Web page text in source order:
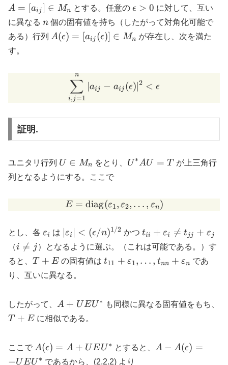
A =
[a_{ij}]
\in
M_n
A = [aij] ∈ Mn とする。任意の \epsilon
\gt 0
ϵ > 0 に対して、互い
に異なる n
n 個の固有値を持ち（したがって対角化可能で
ある）行列
A(\epsilon)
\in M_n
A(ϵ) = [aij (ϵ)] ∈ Mn が存在し、次を満た
す。
\sum_{i,j=1}^n |a_{ij} -
i,j =1
∑
n
∣aij − aij (ϵ)∣2 < ϵ
証明.
ユニタリ行列 U
\in
M_n
U ∈ Mn をとり、 U^*
U∗ AU = T が上三角行
列となるようにする。ここで
E =
E = diag(ε1, ε2, … , εn)
とし、各 \varepsilon_i
εi は |\varepsilon_i| \lt
(\epsilon/n)^{1/2}
εi < (ϵ/n)1/2 かつ t_{ii} +
\varepsilon_i
\neq t_{jj}
+
tii + εi 
= tjj + εj
（i
\neq
i 
= j）となるように選ぶ。（これは可能である。）す
ると、 T+E
T + E の固有値はt_{11}+\varepsilon_1,
t11 + ε1, … , tnn + εn であ
り、互いに異なる。
したがって、 A+UEU^*
A + UEU∗ も同様に異なる固有値をもち、
T + E に相似である。
ここで A(\epsilon)
= A + U E
A(ϵ) = A + UEU∗ とすると、
A -
A − A(ϵ) =
−UEU∗ であるから、(2.2.2) より